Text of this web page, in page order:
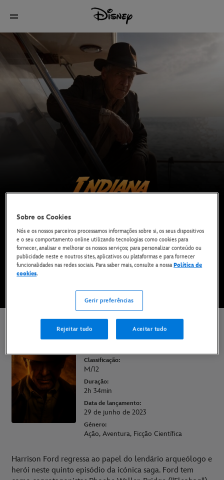
Já disponível no Disney+*
VÊ NO DISNEY+
* Aplicam-se termos e condições | Planos a partir de apenas 6,99 € por mês
Indiana Jones e o
Classificação:
M/12
Duração:
2h 34min
Data de lançamento:
29 de junho de 2023
Género:
Ação, Aventura, Ficção Científica
Harrison Ford regressa ao papel do lendário arqueólogo e
herói neste quinto episódio da icónica saga. Ford tem
Sobre os Cookies
Nós e os nossos parceiros processamos informações sobre si, os seus dispositivos
e o seu comportamento online utilizando tecnologias como cookies para
fornecer, analisar e melhorar os nossos serviços; para personalizar conteúdo ou
publicidade neste e noutros sites, aplicativos ou plataformas e para fornecer
funcionalidades nas redes sociais. Para saber mais, consulte a nossaPolítica de
cookies.
Gerir preferências
Rejeitar tudo Aceitar tudo